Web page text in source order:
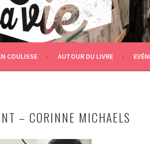
COULISSE AUTOUR DU LIVRE
– CORINNE MICHAELS